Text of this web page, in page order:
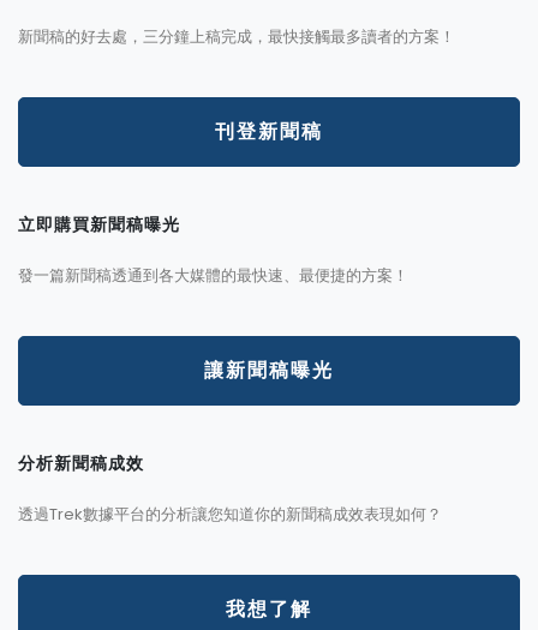
新聞稿的好去處，三分鐘上稿完成，最快接觸最多讀者的方案！
刊登新聞稿
立即購買新聞稿曝光
發一篇新聞稿透通到各大媒體的最快速、最便捷的方案！
讓新聞稿曝光
分析新聞稿成效
透過Trek數據平台的分析讓您知道你的新聞稿成效表現如何？
我想了解